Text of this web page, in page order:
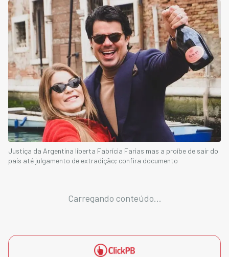
Justiça da Argentina liberta Fabrícia Farias mas a proíbe de sair do
país até julgamento de extradição; confira documento
Carregando conteúdo...